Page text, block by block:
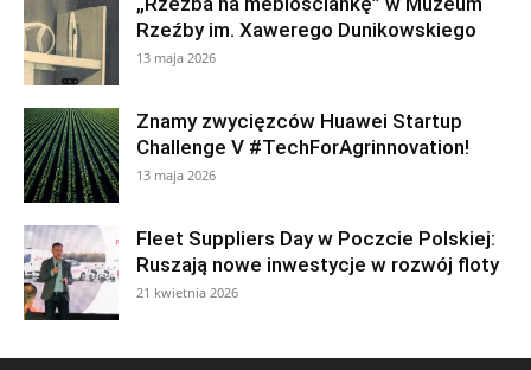
Rzeźby im. Xawerego Dunikowskiego
13 maja 2026
Znamy zwycięzców Huawei Startup
Challenge V #TechForAgrinnovation!
13 maja 2026
Fleet Suppliers Day w Poczcie Polskiej:
Ruszają nowe inwestycje w rozwój floty
21 kwietnia 2026